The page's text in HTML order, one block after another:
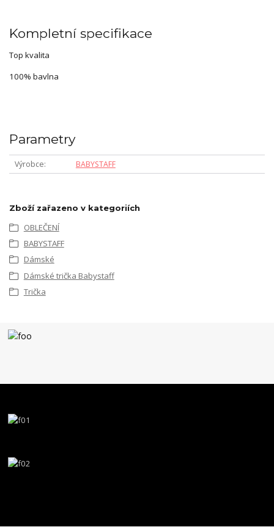
Kompletní specifikace
Top kvalita
100% bavlna
Parametry
Výrobce BABYSTAFF
Zboží zařazeno v kategoriích
OBLEČENÍ
BABYSTAFF
Dámské
Dámské trička Babystaff
Trička